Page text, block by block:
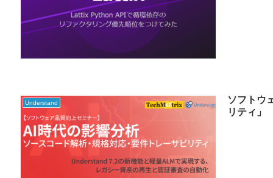
Understand
ソフトウ
リティ」